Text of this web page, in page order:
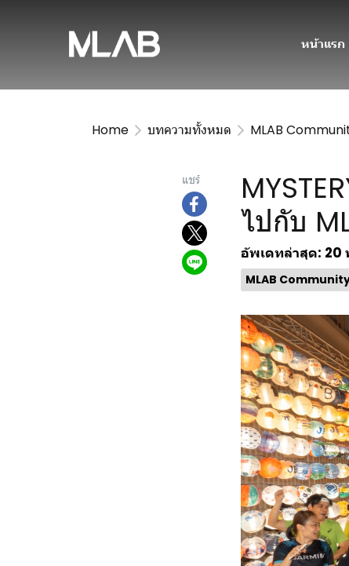
หน้าแรก
Home บทความทั้งหมด MLAB
แชร์
ไปกับ
อัพเดทล่าสุด: 20
MLAB